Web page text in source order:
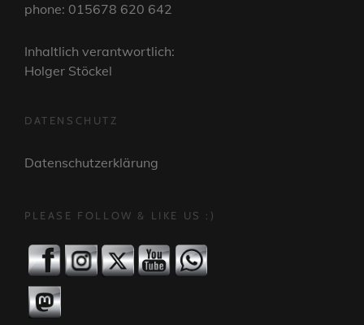
phone: 015678 620 642
Inhaltlich verantwortlich:
Holger Stöckel
DATENSCHUTZ
Datenschutzerklärung
PLEASE FOLLOW & LIKE US :)